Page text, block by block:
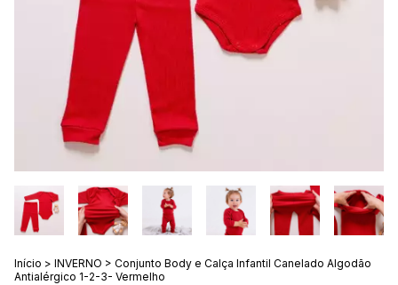
Início > INVERNO > Conjunto Body e Calça Infantil Canelado Algodão
Antialérgico 1-2-3- Vermelho